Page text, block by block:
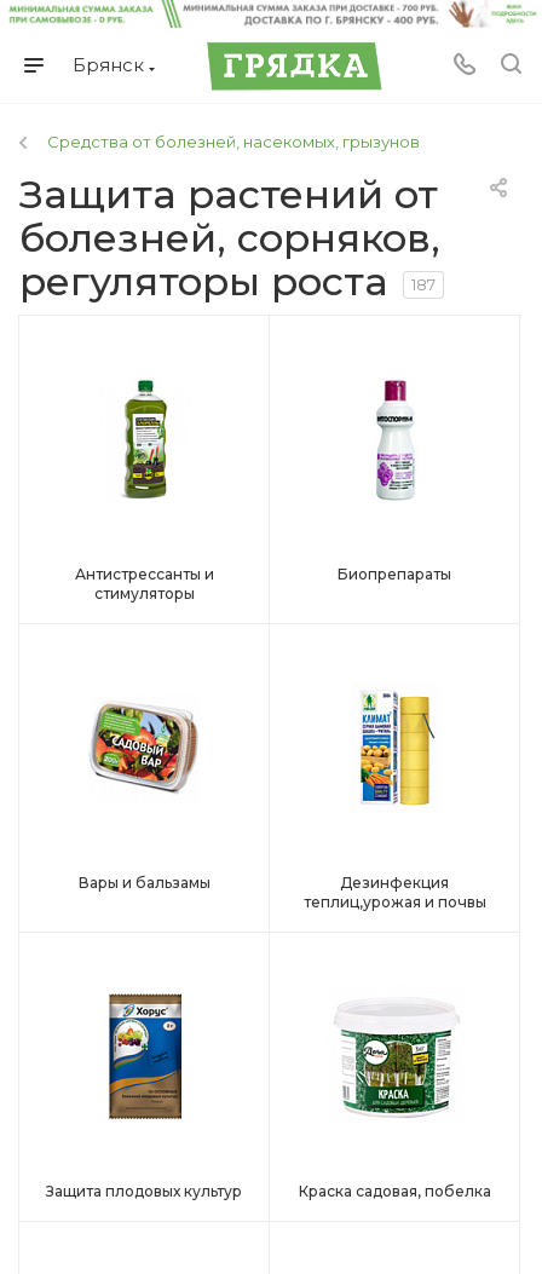
Брянск
Средства от болезней, насекомых, грызунов
Защита растений от
болезней, сорняков,
регуляторы роста
187
Антистрессанты и
стимуляторы
Биопрепараты
Вары и бальзамы
Дезинфекция
теплиц,урожая и почвы
Защита плодовых культур Краска садовая, побелка